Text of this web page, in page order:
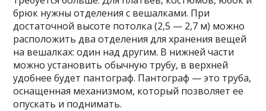
брюк нужны отделения с вешалками. При
достаточной высоте потолка (2,5 — 2,7 м) можно
расположить два отделения для хранения вещей
на вешалках: один над другим. В нижней части
можно установить обычную трубу, в верхней
удобнее будет пантограф. Пантограф — это труба,
оснащенная механизмом, который позволяет ее
опускать и поднимать.